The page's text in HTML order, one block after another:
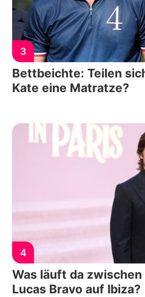
3
Bettbeichte: Teilen
Kate eine Matratze?
4
Was läuft da
Lucas Bravo auf Ibiza?